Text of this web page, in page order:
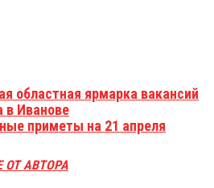
областная ярмарка вакансий
в Иванове
приметы на 21 апреля
ОТ АВТОРА